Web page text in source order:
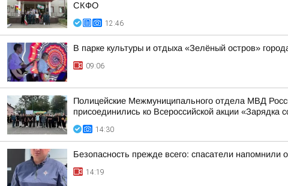
СКФО
12:46
В парке культуры и отдыха «Зелёный остров»
09:06
Полицейские Межмуниципального отдела МВД
присоединились ко Всероссийской акции «Зарядка
14:30
Безопасность прежде всего: спасатели напомнили
14:19